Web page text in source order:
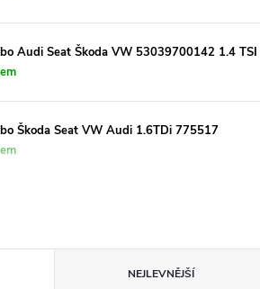
Audi Seat Škoda VW 53039700142 1.4 TSI
Škoda Seat VW Audi 1.6TDi 775517
NEJLEVNĚJŠÍ